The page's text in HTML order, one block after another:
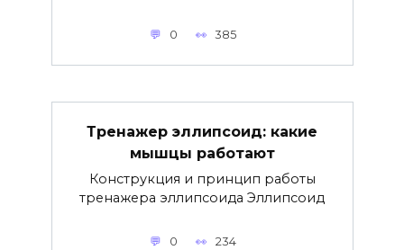
0 385
Тренажер эллипсоид: какие
мышцы работают
Конструкция и принцип работы
тренажера эллипсоида Эллипсоид
0 234